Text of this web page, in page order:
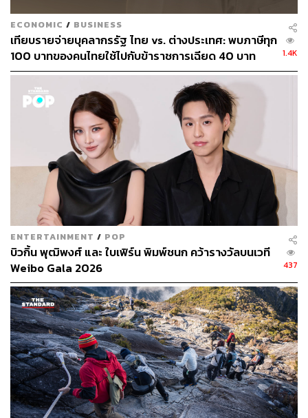
ECONOMIC / BUSINESS
เทียบรายจ่ายบุคลากรรัฐ ไทย vs. ต่างประเทศ: พบภาษีทุก
100 บาทของคนไทยใช้ไปกับข้าราชการเฉียด 40 บาท
1.4K
ENTERTAINMENT / POP
บิวกิ้น พุฒิพงศ์ และ ใบเฟิร์น พิมพ์ชนก คว้ารางวัลบนเวที
Weibo Gala 2026
437